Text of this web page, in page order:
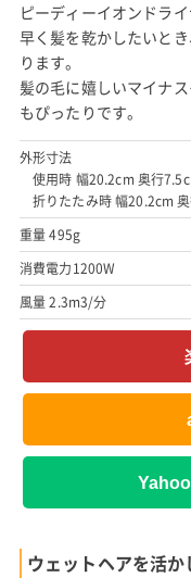
ピーディーイオンドライ
早く髪を乾かしたいと
ります。
髪の毛に嬉しいマイナ
もぴったりです。
外形寸法
使用時 幅20.2cm 奥行
折りたたみ時 幅20.2cm
重量 495g
消費電力1200W
風量 2.3m3/分
ウェットヘアを活